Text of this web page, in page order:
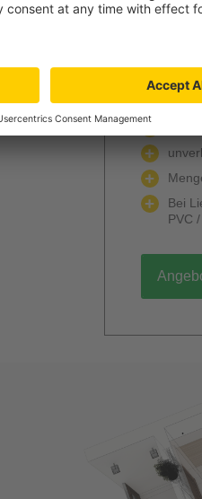
Jetzt
Bei
PVC